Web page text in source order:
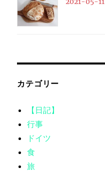
カテゴリー
【日記】
行事
ドイツ
食
旅